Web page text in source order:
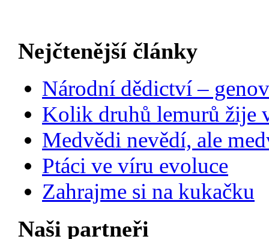
Nejčtenější články
Národní dědictví –
Kolik druhů lemurů žije
Medvědi nevědí, ale
Ptáci ve víru evoluce
Zahrajme si na kukačku
Naši partneři